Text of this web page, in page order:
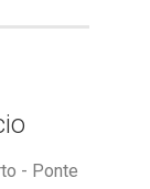
- Ponte